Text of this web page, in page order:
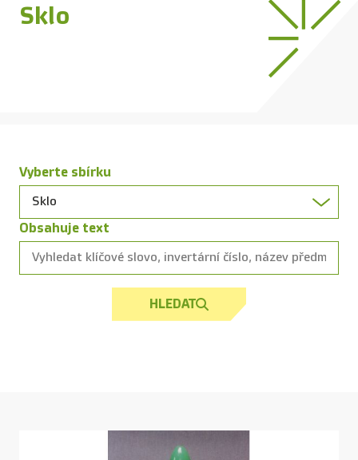
Sklo
Vyberte sbírku
Obsahuje text
HLEDAT